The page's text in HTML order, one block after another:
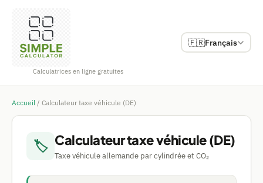
Calculatrices en ligne gratuites
🇫🇷Français
Accueil / Calculateur taxe véhicule (DE)
🏷 Calculateur taxe véhicule (DE)
Taxe véhicule allemande par cylindrée et CO₂